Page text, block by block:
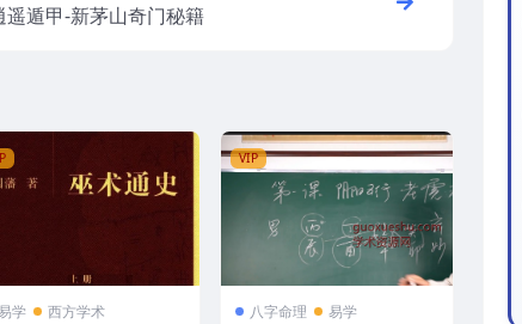
遥遁甲-新茅山奇门秘籍
学 西方学术
VIP
八字命理 易学